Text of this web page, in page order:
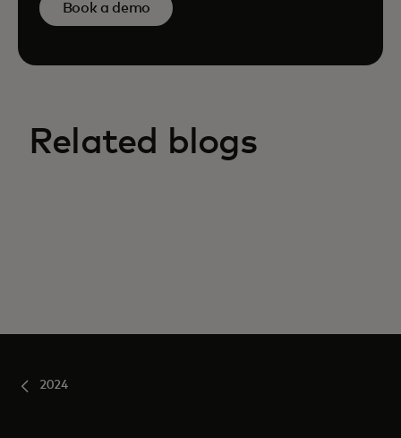
Book a demo
Related blogs
2024